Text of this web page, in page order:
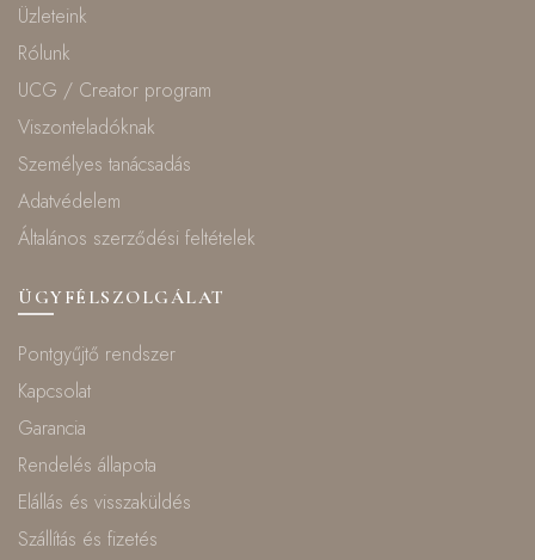
Üzleteink
Rólunk
UCG / Creator program
Viszonteladóknak
Személyes tanácsadás
Adatvédelem
Általános szerződési feltételek
ÜGYFÉLSZOLGÁLAT
Pontgyűjtő rendszer
Kapcsolat
Garancia
Rendelés állapota
Elállás és visszaküldés
Szállítás és fizetés